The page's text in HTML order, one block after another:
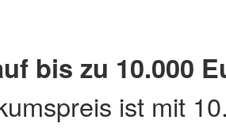
bis zu 10.000
ist mit